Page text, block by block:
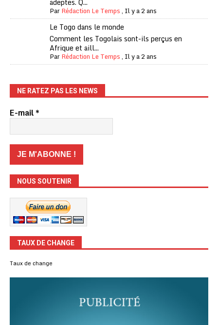
ParRédaction Le Temps, Il y a 2 ans
Le Togo dans le monde
Comment les Togolais sont-ils perçus en
Afrique et aill...
ParRédaction Le Temps, Il y a 2 ans
NE RATEZ PAS LES NEWS
E-mail*
NOUS SOUTENIR
TAUX DE CHANGE
Taux de change